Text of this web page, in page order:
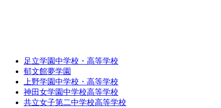
足立学園中学校・高等学校
郁文館夢学園
上野学園中学校・高等学校
神田女学園中学校高等学校
共立女子第二中学校高等学校